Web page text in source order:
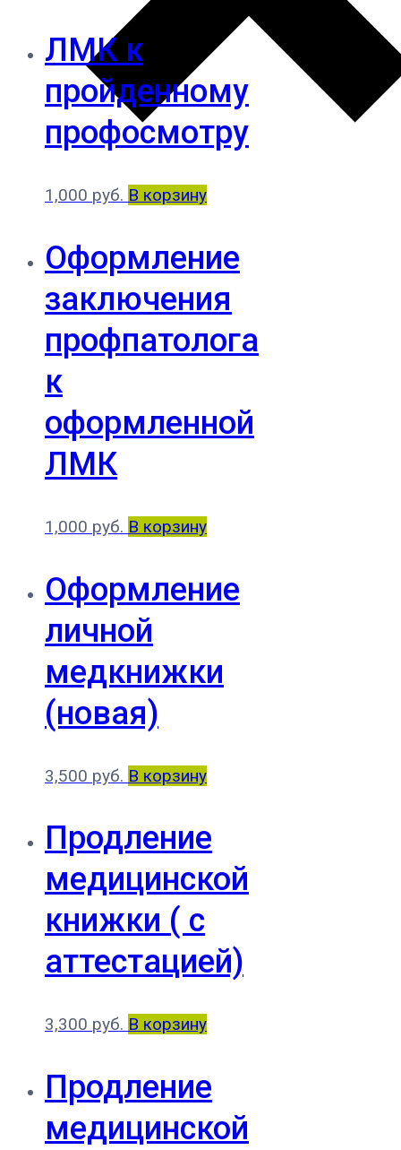
ЛМК к
пройденному
профосмотру
1,000 руб. В корзину
Оформление
заключения
профпатолога
к
оформленной
ЛМК
1,000 руб. В корзину
Оформление
личной
медкнижки
(новая)
3,500 руб. В корзину
Продление
медицинской
книжки ( с
аттестацией)
3,300 руб. В корзину
Продление
медицинской